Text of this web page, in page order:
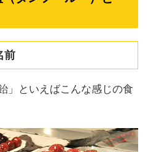
前
」といえばこんな感じの食